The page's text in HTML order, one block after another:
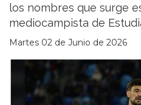
los nombres que surge
mediocampista de
Martes 02 de Junio de 2026